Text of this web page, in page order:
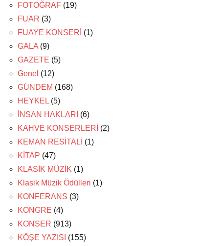
FOTOĞRAF (19)
FUAR (3)
FUAYE KONSERİ (1)
GALA (9)
GAZETE (5)
Genel (12)
GÜNDEM (168)
HEYKEL (5)
İNSAN HAKLARI (6)
KAHVE KONSERLERİ (2)
KEMAN RESİTALİ (1)
KİTAP (47)
KLASİK MÜZİK (1)
Klasik Müzik Ödülleri (1)
KONFERANS (3)
KONGRE (4)
KONSER (913)
KÖŞE YAZISI (155)